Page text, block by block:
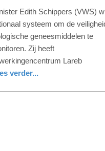
Edith Schippers (VWS)
systeem om de
geneesmiddelen te
Zij heeft
Lareb
verder...